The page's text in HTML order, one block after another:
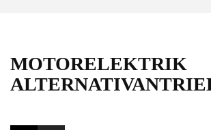
MOTORELEKTRIK